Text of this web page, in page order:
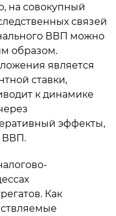
на совокупный
связей
ВВП можно
образом.
является
ставки,
к динамике
эффекты,
ВВП.
Как